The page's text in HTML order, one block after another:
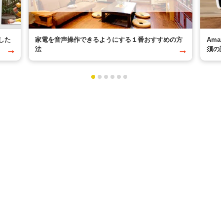
た
家電を音声操作できるようにする１番おすすめの方
法
須の